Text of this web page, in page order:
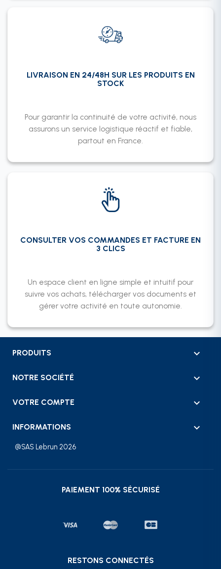
LIVRAISON EN 24/48H SUR LES PRODUITS EN
STOCK
Pour garantir la continuité de votre activité, nous
assurons un service logistique réactif et fiable,
partout en France.
CONSULTER VOS COMMANDES ET FACTURE EN
3 CLICS
Un espace client en ligne simple et intuitif pour
suivre vos achats, télécharger vos documents et
gérer votre activité en toute autonomie.
PRODUITS 
NOTRE SOCIÉTÉ 
VOTRE COMPTE 
INFORMATIONS keyboard_arrow_down
@SAS Lebrun 2026
PAIEMENT 100% SÉCURISÉ
RESTONS CONNECTÉS